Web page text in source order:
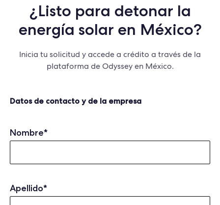
¿Listo para detonar la
energía solar en México?
Inicia tu solicitud y accede a crédito a través de la
plataforma de Odyssey en México.
Datos de contacto y de la empresa
Nombre*
Apellido*